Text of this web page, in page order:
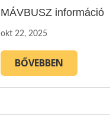
MÁVBUSZ információ
okt 22, 2025
BŐVEBBEN